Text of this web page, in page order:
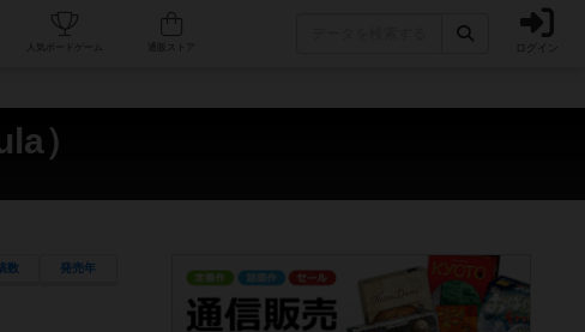
人気ボードゲーム ログイン
）
数 発売年
できます。マニュアルを読む時間や参加者へのルール説明時間は含まれていないため、初めて